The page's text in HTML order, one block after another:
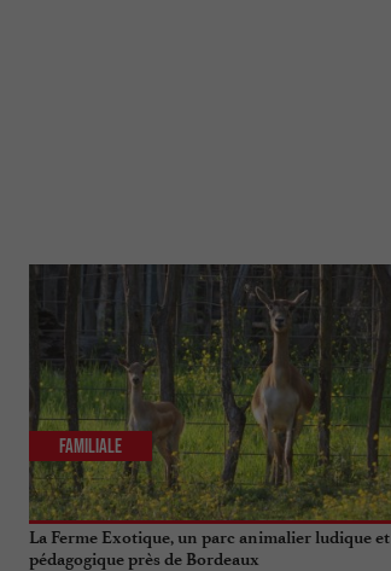
La Ferme Exotique, un parc animalier ludique et
pédagogique près de Bordeaux
Familiale